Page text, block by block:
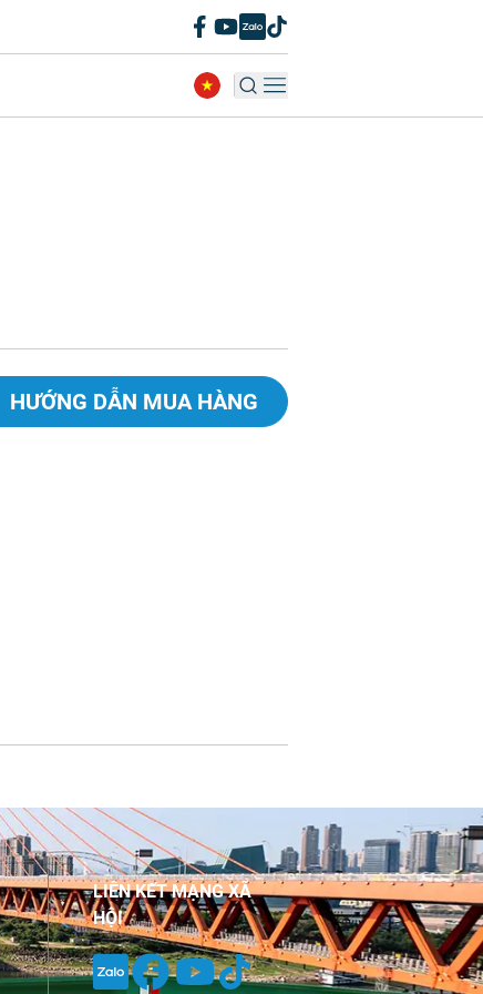
HƯỚNG DẪN MUA HÀNG
LIÊN KẾT MẠNG XÃ
HỘI